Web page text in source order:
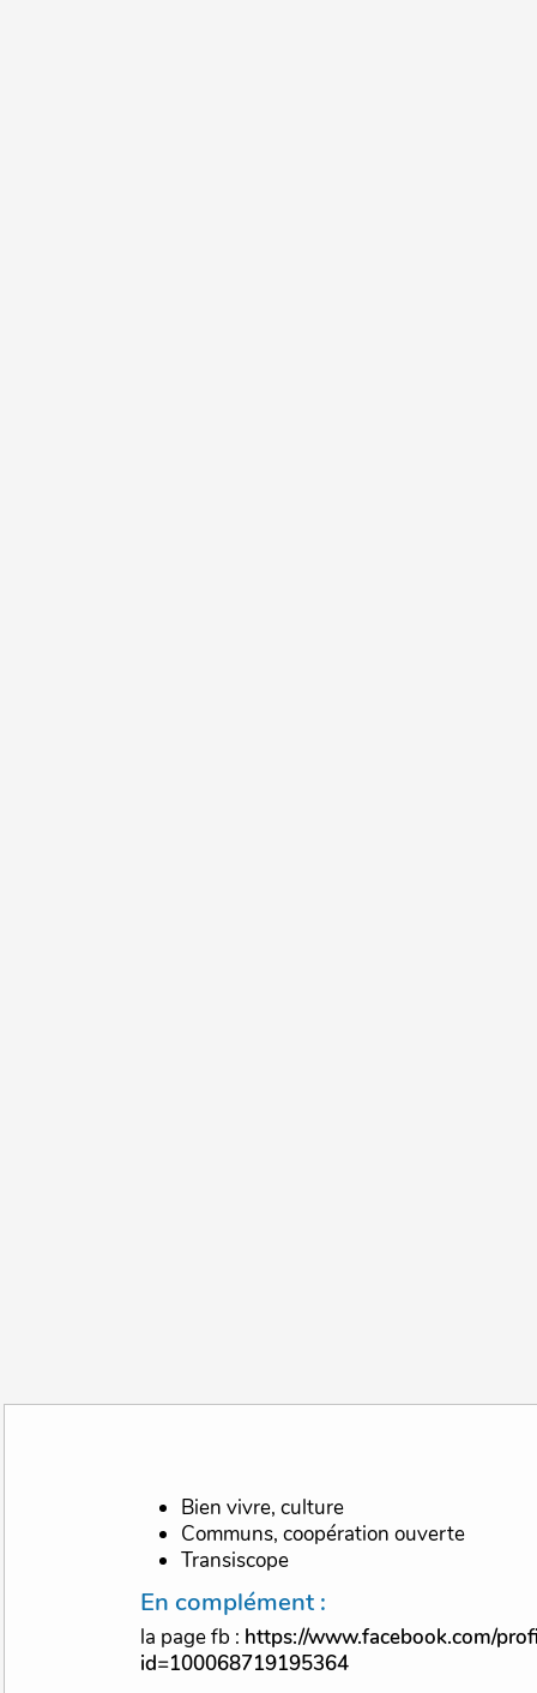
Bien vivre, culture
Communs, coopération ouverte
Transiscope
En complément :
la page fb : https://www.facebook.com/
id=100068719195364